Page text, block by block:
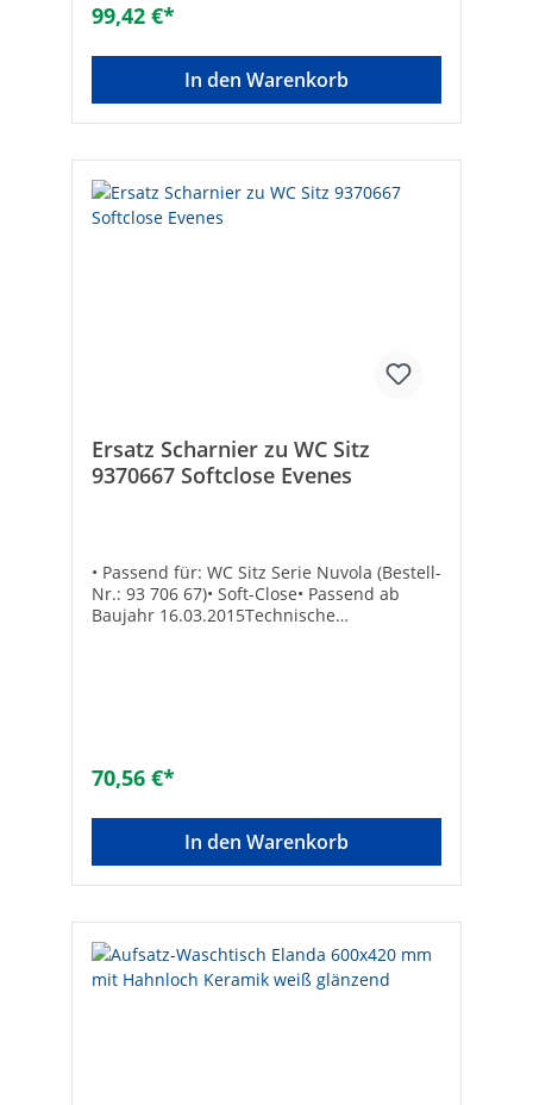
99,42 €*
In den Warenkorb
Ersatz Scharnier zu WC Sitz
9370667 Softclose Evenes
• Passend für: WC Sitz Serie Nuvola (Bestell-
Nr.: 93 706 67)• Soft-Close• Passend ab
Baujahr 16.03.2015Technische
70,56 €*
In den Warenkorb